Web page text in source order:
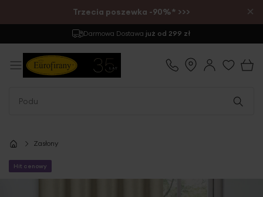
Trzecia poszewka -90%* >>> ×
Darmowa Dostawa już od 299 zł
Zasłony
Hit cenowy